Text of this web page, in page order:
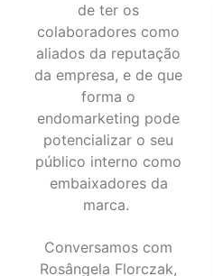
de ter os
colaboradores como
aliados da reputação
da empresa, e de que
forma o
endomarketing pode
potencializar o seu
público interno como
embaixadores da
marca.
Conversamos com
Rosângela Florczak,